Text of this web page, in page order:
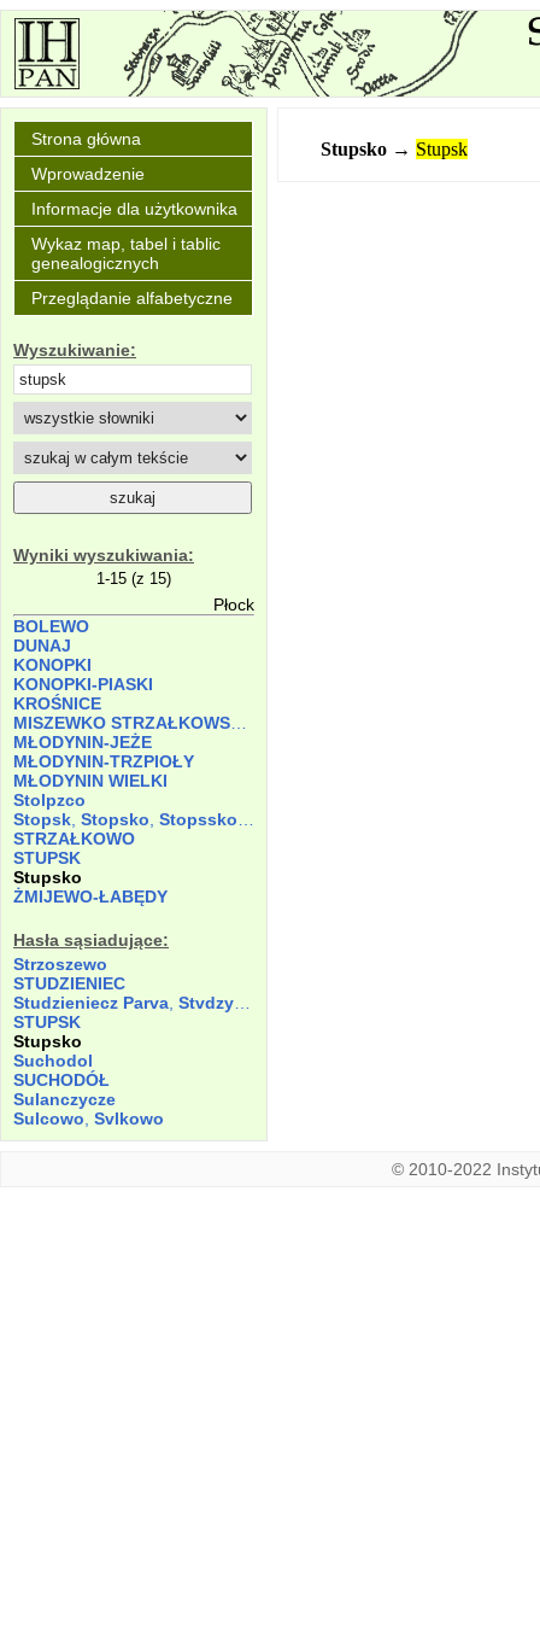
Strona główna
Wprowadzenie
Informacje dla użytkownika
Wykaz map, tabel i tablic
genealogicznych
Przeglądanie alfabetyczne
Wyszukiwanie:
Wyniki wyszukiwania:
1-15 (z 15)
Płock
BOLEWO
DUNAJ
KONOPKI
KONOPKI-PIASKI
KROŚNICE
MŁODYNIN-JEŻE
MŁODYNIN-TRZPIOŁY
MŁODYNIN WIELKI
Stolpzco
Stopsk Stopsko Stopssko
STRZAŁKOWO
STUPSK
Stupsko
ŻMIJEWO-ŁABĘDY
Hasła sąsiadujące:
Strzoszewo
STUDZIENIEC
Studzieniecz Parva, Stvdzyenyecz
STUPSK
Stupsko
Suchodol
SUCHODÓŁ
Sulanczycze
Sulcowo, Svlkowo
Stupsko → Stupsk
© 2010-2022